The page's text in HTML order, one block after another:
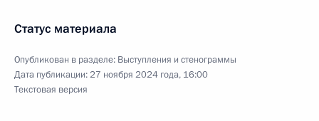
Статус материала
Опубликован в разделе: Выступления и стенограммы
Дата публикации:27 ноября 2024 года, 16:00
Текстовая версия